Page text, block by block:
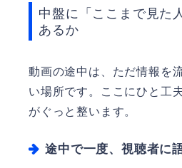
中盤に「ここまで見た
あるか
動画の途中は、ただ情報を
い場所です。ここにひと工
がぐっと整います。
途中で一度、視聴者に